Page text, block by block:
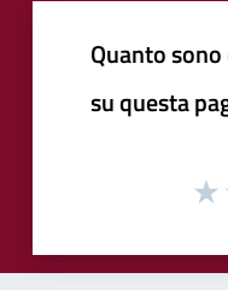
Quanto
su questa